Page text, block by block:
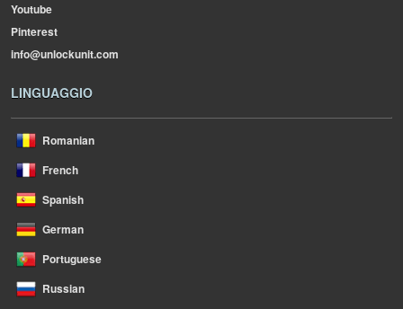
Youtube
Pinterest
info@unlockunit.com
LINGUAGGIO
Romanian
French
Spanish
German
Portuguese
Russian